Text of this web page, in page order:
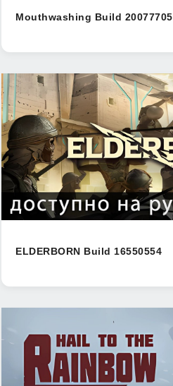
Mouthwashing Build 20077705
ELDERBORN Build 16550554